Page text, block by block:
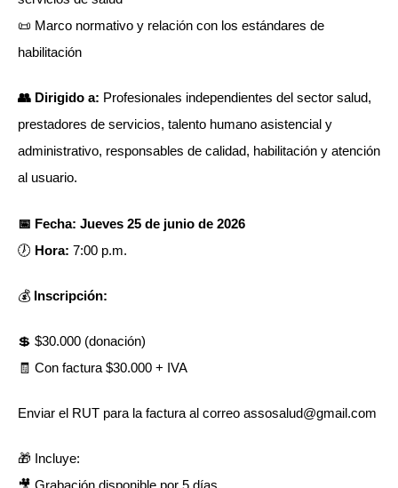
📜 Marco normativo y relación con los estándares de
habilitación
👥 Dirigido a: Profesionales independientes del sector salud,
prestadores de servicios, talento humano asistencial y
administrativo, responsables de calidad, habilitación y atención
al usuario.
📅 Fecha: Jueves 25 de junio de 2026
🕖 Hora: 7:00 p.m.
💰 Inscripción:
💲 $30.000 (donación)
🧾 Con factura $30.000 + IVA
Enviar el RUT para la factura al correo assosalud@gmail.com
🎁 Incluye: